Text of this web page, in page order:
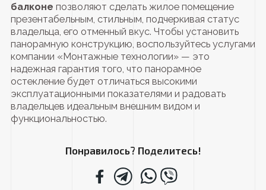
балконе позволяют сделать жилое помещение
презентабельным, стильным, подчеркивая статус
владельца, его отменный вкус. Чтобы установить
панорамную конструкцию, воспользуйтесь услугами
компании «Монтажные технологии» — это
надежная гарантия того, что панорамное
остекление будет отличаться высокими
эксплуатационными показателями и радовать
владельцев идеальным внешним видом и
функциональностью.
Понравилось? Поделитесь!